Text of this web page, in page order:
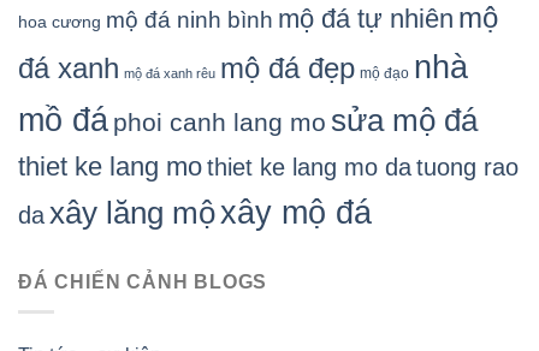
hoa cương mộ đá ninh bình mộ đá tự nhiên mộ
đá xanh mộ đá xanh rêu mộ đá đẹp mộ đạo nhà
mồ đá phoi canh lang mo sửa mộ đá
thiet ke lang mothiet ke lang mo datuong rao
daxây lăng mộxây mộ đá
ĐÁ CHIẾN CẢNH BLOGS